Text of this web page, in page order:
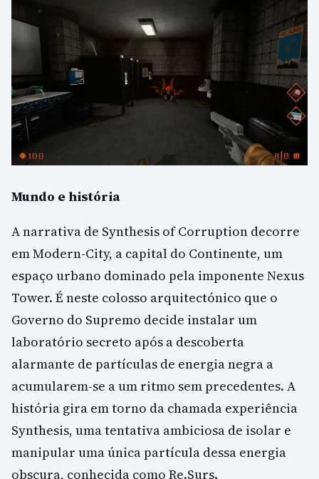
Mundo e história
A narrativa de Synthesis of Corruption decorre
em Modern-City, a capital do Continente, um
espaço urbano dominado pela imponente Nexus
Tower. É neste colosso arquitectónico que o
Governo do Supremo decide instalar um
laboratório secreto após a descoberta
alarmante de partículas de energia negra a
acumularem-se a um ritmo sem precedentes. A
história gira em torno da chamada experiência
Synthesis, uma tentativa ambiciosa de isolar e
manipular uma única partícula dessa energia
obscura, conhecida como Re.Surs.